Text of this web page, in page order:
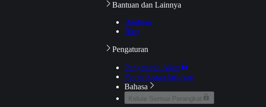
Bantuan dan Lainnya
Bantuan
Blog
Pengaturan
Pengaturan Akun
Pemeriksaan Jaringan
Bahasa
Keluar Semua Perangkat